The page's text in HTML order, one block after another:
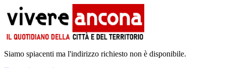
Siamo spiacenti ma l'indirizzo richiesto non è disponibile.